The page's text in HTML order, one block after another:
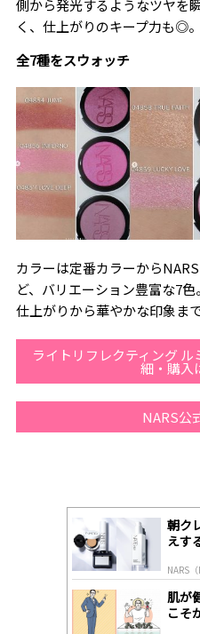
側から発光するようなツヤを
く、仕上がりのキープ力も◎。
全7種をスウォッチ
カラーは定番カラーから
ど、バリエーション豊富な7
仕上がりから華やかな印象ま
ライトリフレクティング
細・購入
NARS公
朝ク
えす
NARS（
肌が
こそ